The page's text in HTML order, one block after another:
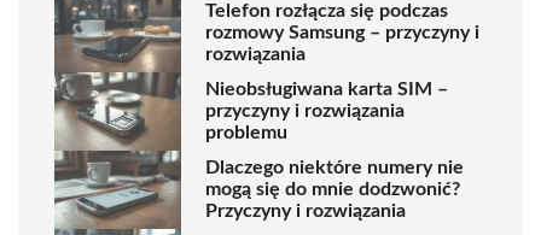
Telefon rozłącza się podczas
rozmowy Samsung – przyczyny i
rozwiązania
Nieobsługiwana karta SIM –
przyczyny i rozwiązania
problemu
Dlaczego niektóre numery nie
mogą się do mnie dodzwonić?
Przyczyny i rozwiązania